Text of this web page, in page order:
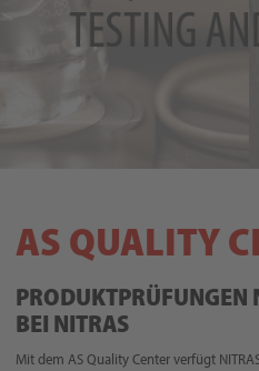
AS QUALITY
PRODUKTPRÜFUNGEN
EI NITRAS
Mit dem AS Quality Center verfügt